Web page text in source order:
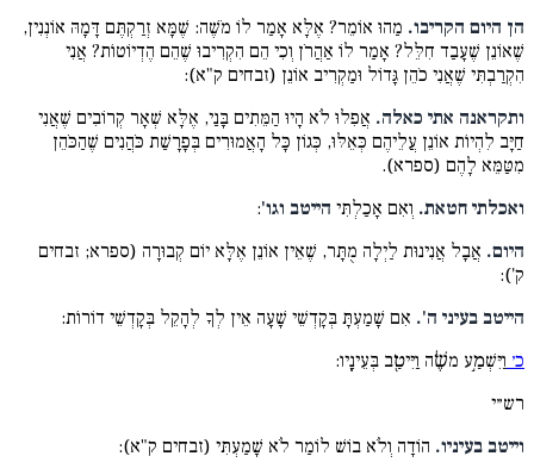
הן היום הקריבו. מַהוּ אוֹמֵר? אֶלָּא אָמַר לוֹ מֹשֶׁה: שֶׁמָּא זְרַקְתֶּם דָּמָהּ אוֹנְנִין,
שֶׁאוֹנֵן שֶׁעָבַד חִלֵּל? אָמַר לוֹ אַהֲרֹן וְכִי הֵם הִקְרִיבוּ שֶׁהֵם הֶדְיוֹטוֹת? אֲנִי
הִקְרַבְתִּי שֶׁאֲנִי כֹהֵן גָּדוֹל וּמַקְרִיב אוֹנֵן (זבחים ק"א):
ותקראנה אתי כאלה. אֲפִלוּ לֹא הָיוּ הַמֵּתִים בָּנַי, אֶלָּא שְׁאָר קְרוֹבִים שֶׁאֲנִי
חַיָּב לִהְיוֹת אוֹנֵן עֲלֵיהֶם כְּאֵלּוּ, כְּגוֹן כָּל הָאֲמוּרִים בְּפָרָשַׁת כֹּהֲנִים שֶׁהַכֹּהֵן
מִטַּמֵּא לָהֶם (ספרא).
ואכלתי חטאת. וְאִם אָכַלְתִּי הייטב וגו':
היום. אֲבָל אֲנִינוּת לַיְלָה מֻתָּר, שֶׁאֵין אוֹנֵן אֶלָּא יוֹם קְבוּרָה (ספרא; זבחים
ק'):
הייטב בעיני ה'. אִם שָׁמַעְתָּ בְּקָדְשֵׁי שָׁעָה אֵין לְךָ לְהָקֵל בְּקָדְשֵׁי דוֹרוֹת:
כ׳ וַיִּשְׁמַ֣ע משֶׁ֔ה וַיִּיטַ֖ב בְּעֵינָֽיו:
רש״י
וייטב בעיניו. הוֹדָה וְלֹא בוֹשׁ לוֹמַר לֹא שָׁמַעְתִּי (זבחים ק"א):